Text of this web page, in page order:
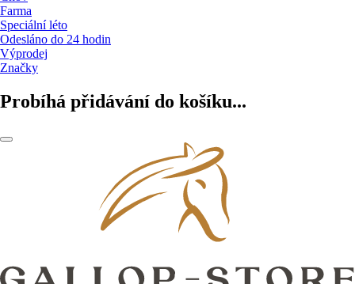
Farma
Speciální léto
Odesláno do 24 hodin
Výprodej
Značky
Probíhá přidávání do košíku...